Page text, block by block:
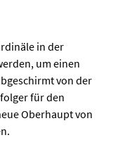
in der
um einen
von der
für den
Oberhaupt von